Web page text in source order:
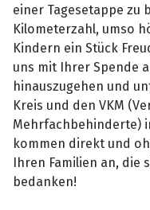
einer Tagesetappe zu
Kilometerzahl, umso
Kindern ein Stück
uns mit Ihrer Spende
hinauszugehen und
Kreis und den VKM
Mehrfachbehinderte)
kommen direkt und
Ihren Familien an,
bedanken!